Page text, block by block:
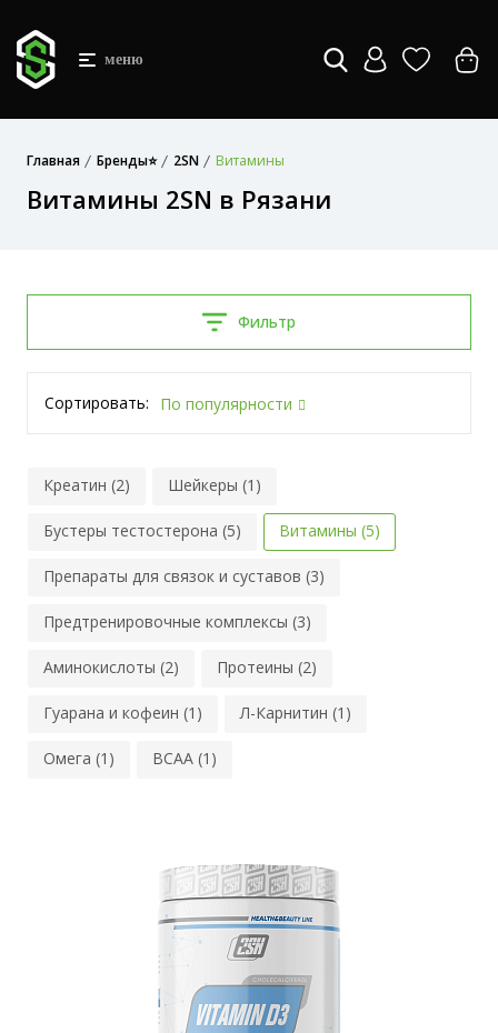
меню
Главная Бренды⭐ 2SN Витамины
Витамины 2SN в Рязани
Фильтр
Сортировать: По популярности
Креатин (2) Шейкеры (1)
Бустеры тестостерона (5) Витамины (5)
Препараты для связок и суставов (3)
Предтренировочные комплексы (3)
Аминокислоты (2) Протеины (2)
Гуарана и кофеин (1) Л-Карнитин (1)
Омега (1) BCAA (1)